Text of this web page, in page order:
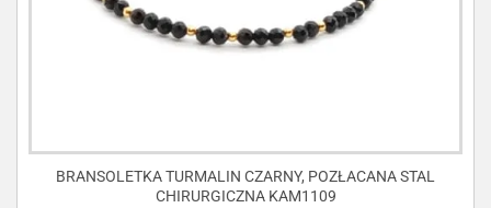
BRANSOLETKA TURMALIN CZARNY, POZŁACANA STAL
CHIRURGICZNA KAM1109